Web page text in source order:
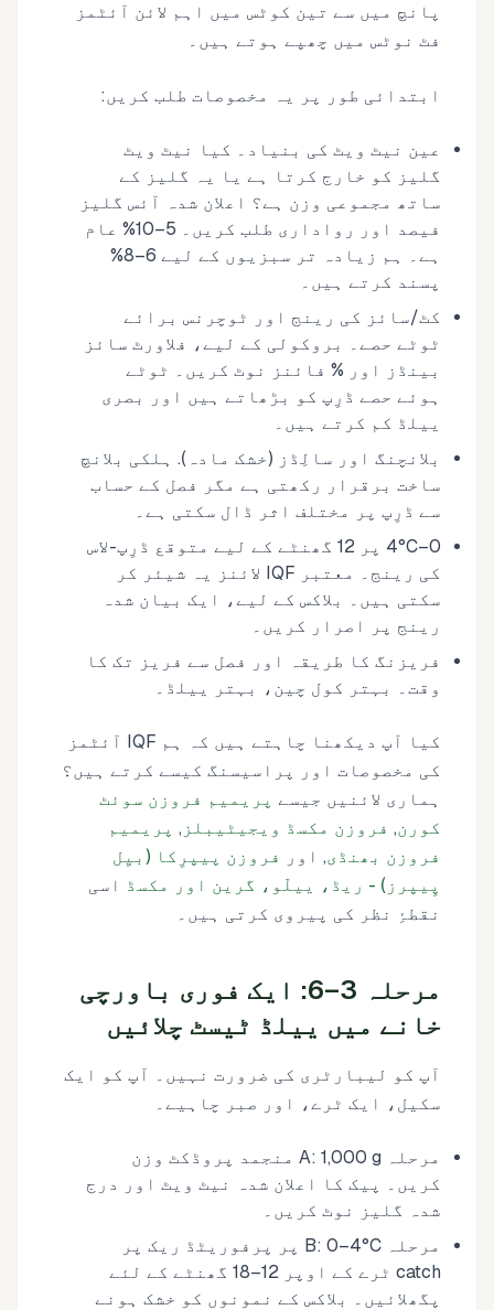
پانچ میں سے تین کوٹس میں اہم لائن آئٹمز
فٹ نوٹس میں چھپے ہوتے ہیں۔
ابتدائی طور پر یہ مخصوصات طلب کریں:
عین نیٹ ویٹ کی بنیاد۔ کیا نیٹ ویٹ
گلیز کو خارج کرتا ہے یا یہ گلیز کے
ساتھ مجموعی وزن ہے؟ اعلان شدہ آئس گلیز
فیصد اور رواداری طلب کریں۔ 5–10% عام
ہے۔ ہم زیادہ تر سبزیوں کے لیے 6–8%
پسند کرتے ہیں۔
کٹ/سائز کی رینج اور ٹوچرنس برائے
ٹوٹے حصے۔ بروکولی کے لیے، فلاورٹ سائز
بینڈز اور % فائنز نوٹ کریں۔ ٹوٹے
ہوئے حصے ڈرِپ کو بڑھاتے ہیں اور بصری
ییلڈ کم کرتے ہیں۔
بلانچنگ اور سالِڈز (خشک مادہ). ہلکی بلانچ
ساخت برقرار رکھتی ہے مگر فصل کے حساب
سے ڈرِپ پر مختلف اثر ڈال سکتی ہے۔
0–4°C پر 12 گھنٹے کے لیے متوقع ڈرِپ-لاس
کی رینج۔ معتبر IQF لائنز یہ شیئر کر
سکتی ہیں۔ بلاکس کے لیے، ایک بیان شدہ
رینج پر اصرار کریں۔
فریزنگ کا طریقہ اور فصل سے فریز تک کا
وقت۔ بہتر کول چین، بہتر ییلڈ۔
کیا آپ دیکھنا چاہتے ہیں کہ ہم IQF آئٹمز
کی مخصوصات اور پراسیسنگ کیسے کرتے ہیں؟
ہماری لائنیں جیسے پریمیم فروزن سوئٹ
کورن, فروزن مکسڈ ویجیٹیبلز , پریمیم
فروزن بھنڈی, اور
فروزن پیپرِکا (بیِل
پِیپرز) - ریڈ، ییلّو، گرین اور مکسڈ اسی
نقطۂِ نظر کی پیروی کرتی ہیں۔
مرحلہ 3–6: ایک فوری باورچی
خانے میں ییلڈ ٹیسٹ چلائیں
آپ کو لیبارٹری کی ضرورت نہیں۔ آپ کو ایک
سکیل، ایک ٹرے، اور صبر چاہیے۔
مرحلہ A: 1,000 g منجمد پروڈکٹ وزن
کریں۔ پیک کا اعلان شدہ نیٹ ویٹ اور درج
شدہ گلیز نوٹ کریں۔
مرحلہ B: 0–4°C پر پرفوریٹڈ ریک پر
catch ٹرے کے اوپر 12–18 گھنٹے کے لئے
پگھلائیں۔ بلاکس کے نمونوں کو خشک ہونے